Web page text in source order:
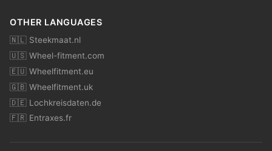
OTHER LANGUAGES
🇳🇱 Steekmaat.nl
🇺🇸 Wheel-fitment.com
🇪🇺 Wheelfitment.eu
🇬🇧 Wheelfitment.uk
🇩🇪 Lochkreisdaten.de
🇫🇷 Entraxes.fr